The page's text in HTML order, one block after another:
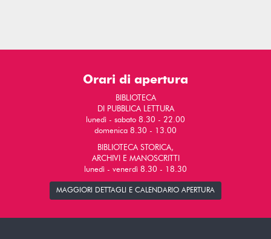
Orari di apertura
BIBLIOTECA
DI PUBBLICA LETTURA
lunedì - sabato 8.30 - 22.00
domenica 8.30 - 13.00
BIBLIOTECA STORICA,
ARCHIVI E MANOSCRITTI
lunedì - venerdì 8.30 - 18.30
MAGGIORI DETTAGLI E CALENDARIO APERTURA